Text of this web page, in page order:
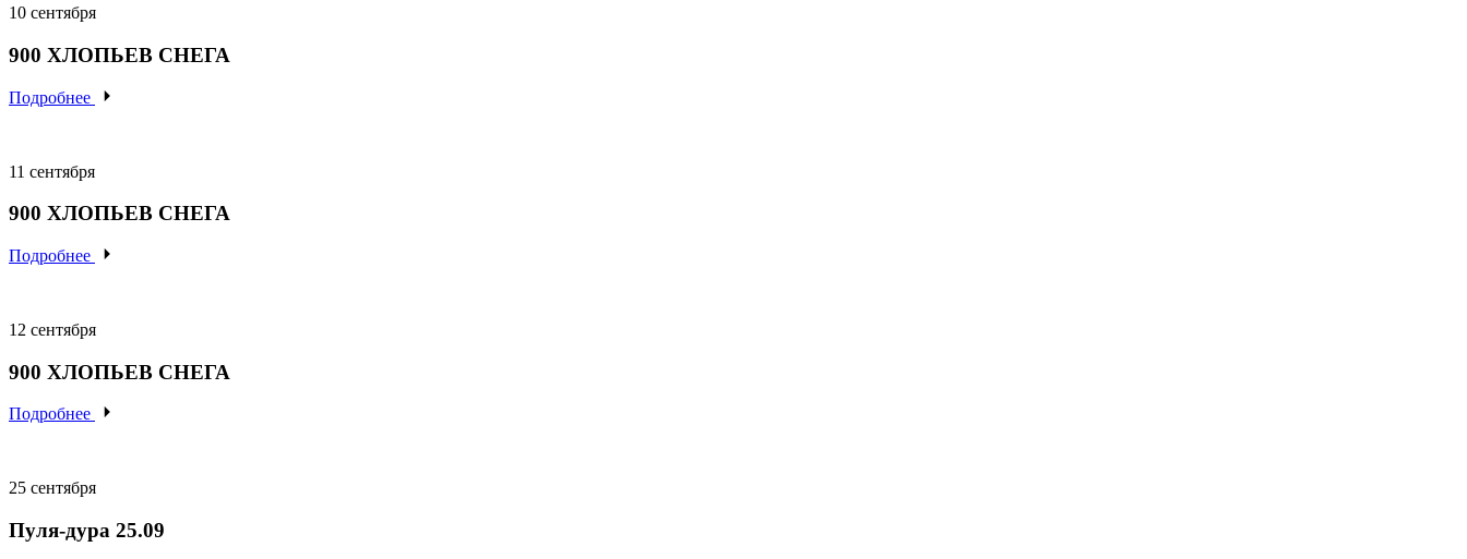
10 сентября
900 ХЛОПЬЕВ СНЕГА
Подробнее
11 сентября
900 ХЛОПЬЕВ СНЕГА
Подробнее
12 сентября
900 ХЛОПЬЕВ СНЕГА
Подробнее
25 сентября
Пуля-дура 25.09